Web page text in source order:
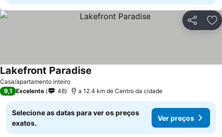
Partilhar
Casa/apartamento inteiro
Lakefront Paradise
9,1 Excelente 48 a 12.4 km de Centro da cidade
Selecione as datas para ver os preços
exatos.
Ver preços